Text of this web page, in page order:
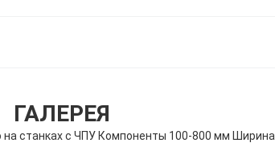
ГАЛЕРЕЯ
станках с ЧПУ Компоненты 100-800 мм Ширина